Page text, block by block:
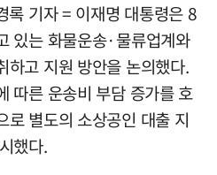
록 기자 = 이재명 대통령은 8
있는 화물운송·물류업계와
하고 지원 방안을 논의했다.
따른 운송비 부담 증가를 호
로 별도의 소상공인 대출 지
했다.